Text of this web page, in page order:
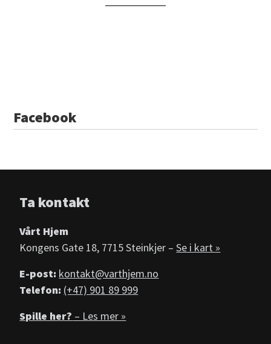
Facebook
Ta kontakt
Vårt Hjem
Kongens Gate 18, 7715 Steinkjer –Se i kart »
E-post: kontakt@varthjem.no
Telefon: (+47) 901 89 999
Spille her? – Les mer »